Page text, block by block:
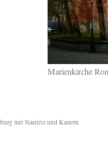
Marienkirche
mit Naulitz und Kauern